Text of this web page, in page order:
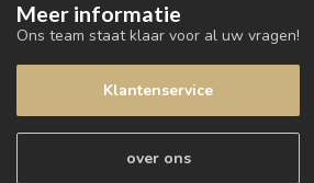
Meer informatie
Ons team staat klaar voor al uw vragen!
Klantenservice
over ons